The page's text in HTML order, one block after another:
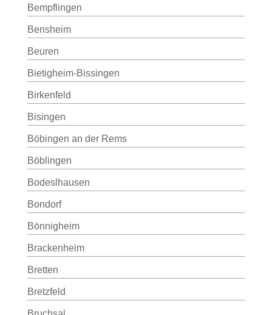
Bempflingen
Bensheim
Beuren
Bietigheim-Bissingen
Birkenfeld
Bisingen
Böbingen an der Rems
Böblingen
Bodeslhausen
Bondorf
Bönnigheim
Brackenheim
Bretten
Bretzfeld